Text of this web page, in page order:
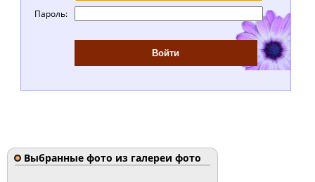
Пароль:
Выбранные фото из галереи фото